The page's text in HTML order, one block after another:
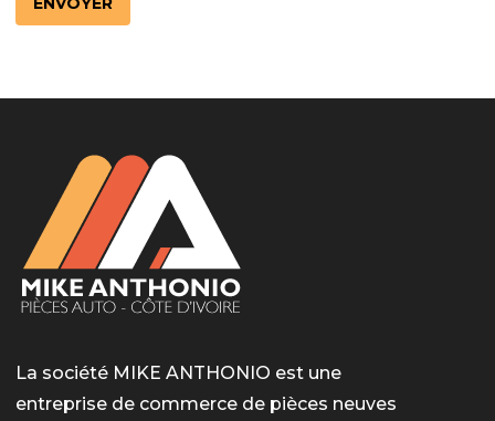
LotoMart
Бай Лото
escort barcelone
https://intimaties.net/es/category/woman-used-
used-panties-es/
eros houston
albanianescort
La société MIKE ANTHONIO est une
entreprise de commerce de pièces neuves